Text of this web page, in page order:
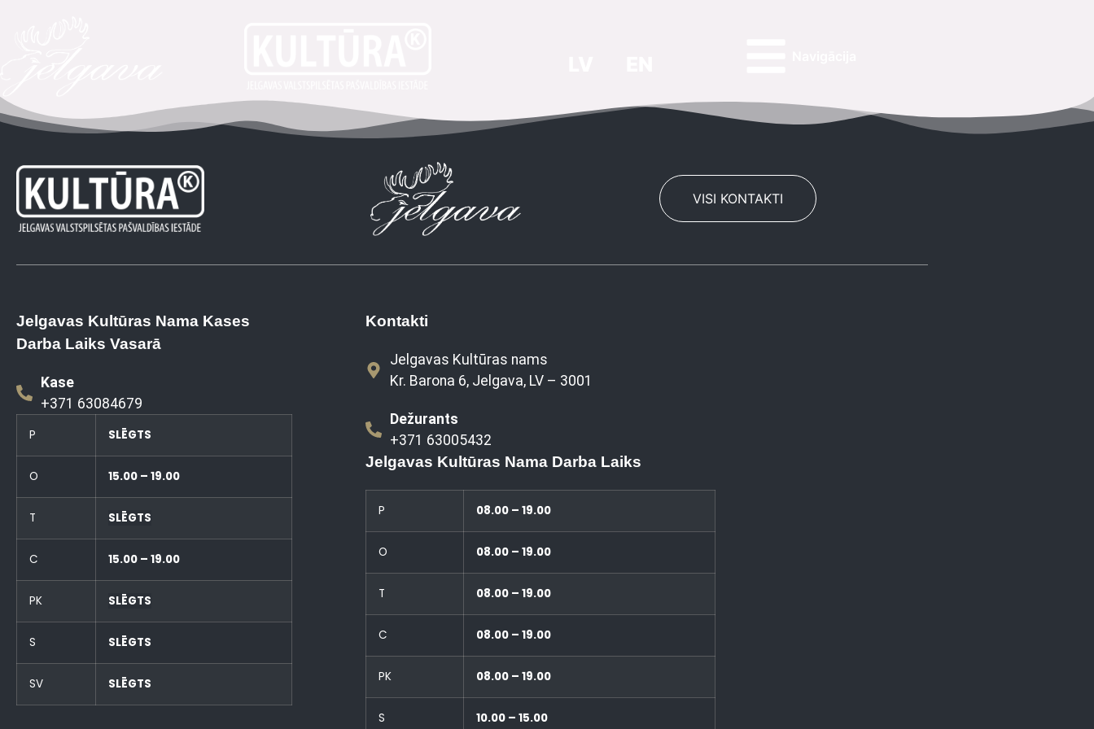
VISI KONTAKTI
Jelgavas Kultūras Nama Kases
Darba Laiks Vasarā
Kase
+371 63084679
P SLĒGTS
O 15.00 – 19.00
T SLĒGTS
C 15.00 – 19.00
PK SLĒGTS
S SLĒGTS
SV SLĒGTS
Kontakti
Jelgavas Kultūras nams
Kr. Barona 6, Jelgava, LV – 3001
Dežurants
+371 63005432
Jelgavas Kultūras Nama Darba Laiks
P 08.00 – 19.00
O 08.00 – 19.00
T 08.00 – 19.00
C 08.00 – 19.00
PK 08.00 – 19.00
S 10.00 – 15.00